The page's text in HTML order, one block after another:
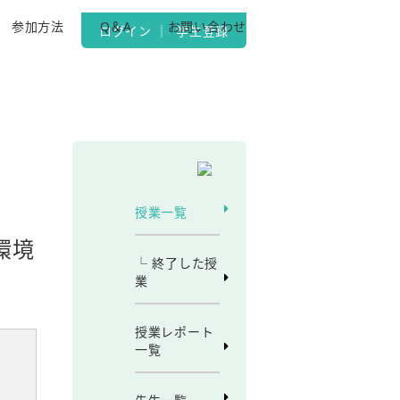
ログイン ｜ 学生登録
参加方法 Q＆A お問い合わせ
境
授業一覧
└ 終了した授
業
授業レポート
一覧